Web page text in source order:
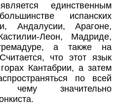
единственным
испанских
Андалусии, Арагоне,
Леон, Мадриде,
а также на
что этот язык
Кантабрии, а затем
по всей
чему значительно